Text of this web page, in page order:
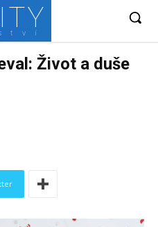
Život a duše